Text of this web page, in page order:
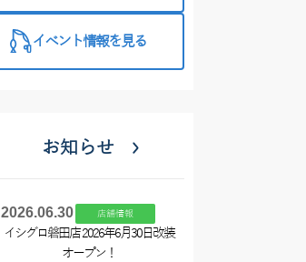
イベント情報を見る
お知らせ
2026.06.30 店舗情報
イシグロ磐田店 2026年6月30日改装
オープン！